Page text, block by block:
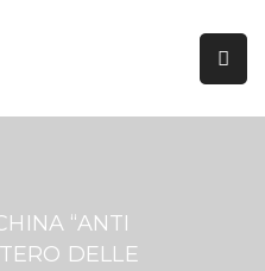
“ANTI
DELLE